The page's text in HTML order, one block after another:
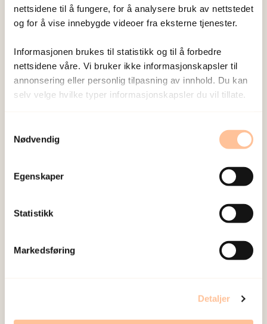
nettsidene til å fungere, for å analysere bruk av nettstedet
og for å vise innebygde videoer fra eksterne tjenester.
Informasjonen brukes til statistikk og til å forbedre
nettsidene våre. Vi bruker ikke informasjonskapsler til
annonsering eller personlig tilpasning av innhold. Du kan
selv velge hvilke typer informasjonskapsler du vil tillate.
Nødvendig
Egenskaper
Statistikk
Markedsføring
Detaljer
kan vedvare i mange år. Et sentralt funn i vår
kan trenge oppfølging i lang tid, mye lenger enn
vi hadde forventet, sier Dyb.
Mange barn er etterlyst i sosiale medier etter den
ikke for foreldrene er problemene over når de har
fått barnet sitt trygt hjem igjen, viser Utøya-
vanskelig tid og samtidig håndtere sin egen frykt.
igjen. En del av foreldrene til de som overlevde
Les også intervju med forsker Jon-Håkon Schultz i